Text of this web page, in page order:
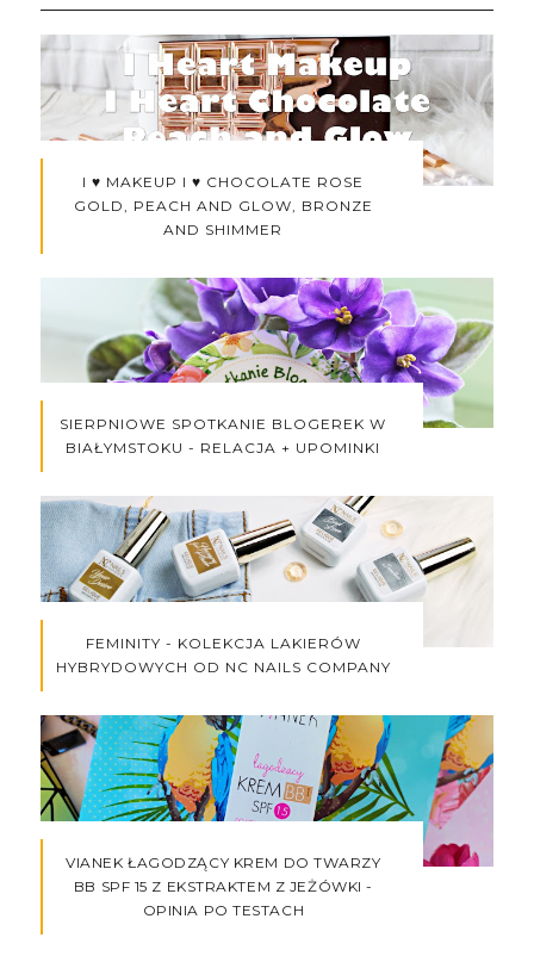
I ♥ MAKEUP I ♥ CHOCOLATE ROSE
GOLD, PEACH AND GLOW, BRONZE
AND SHIMMER
SIERPNIOWE SPOTKANIE BLOGEREK W
BIAŁYMSTOKU - RELACJA + UPOMINKI
FEMINITY - KOLEKCJA LAKIERÓW
HYBRYDOWYCH OD NC NAILS COMPANY
VIANEK ŁAGODZĄCY KREM DO TWARZY
BB SPF 15 Z EKSTRAKTEM Z JEŻÓWKI -
OPINIA PO TESTACH